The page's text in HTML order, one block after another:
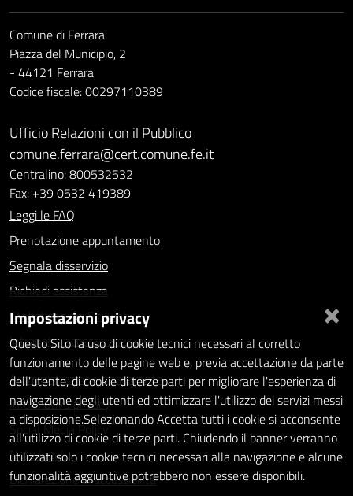
Comune di Ferrara
Piazza del Municipio, 2
- 44121 Ferrara
Codice fiscale: 00297110389
Ufficio Relazioni con il Pubblico
comune.ferrara@cert.comune.fe.it
Centralino: 800532532
Fax: +39 0532 419389
Leggi le FAQ
Prenotazione appuntamento
Segnala disservizio
Richiedi assistenza
Statistiche dei Siti web
Intranet - accesso riservato
Amministrazione trasparente
Informativa privacy
Social Media Policy
Note legali
Dichiarazione di accessibilità
×
Impostazioni privacy
Questo Sito fa uso di cookie tecnici necessari al corretto
funzionamento delle pagine web e, previa accettazione da parte
dell'utente, di cookie di terze parti per migliorare l'esperienza di
navigazione degli utenti ed ottimizzare l'utilizzo dei servizi messi
a disposizione.Selezionando Accetta tutti i cookie si acconsente
all'utilizzo di cookie di terze parti. Chiudendo il banner verranno
utilizzati solo i cookie tecnici necessari alla navigazione e alcune
funzionalità aggiuntive potrebbero non essere disponibili.